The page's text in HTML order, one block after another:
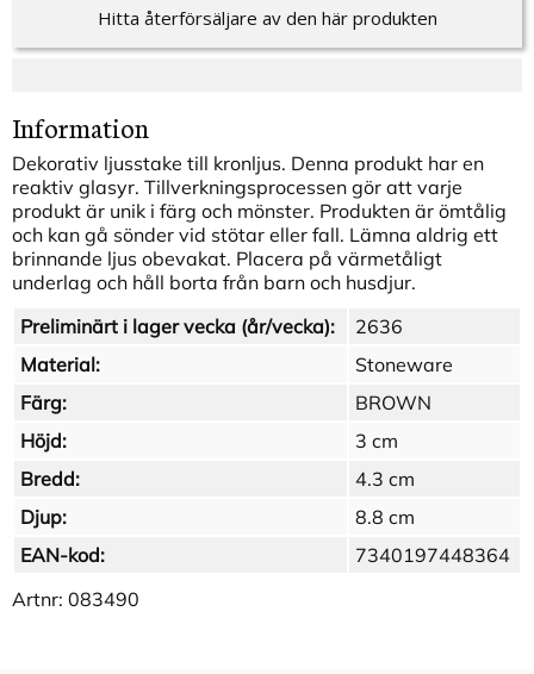
Hitta återförsäljare av den här produkten
Information
Dekorativ ljusstake till kronljus. Denna produkt har en
reaktiv glasyr. Tillverkningsprocessen gör att varje
produkt är unik i färg och mönster. Produkten är ömtålig
och kan gå sönder vid stötar eller fall. Lämna aldrig ett
brinnande ljus obevakat. Placera på värmetåligt
underlag och håll borta från barn och husdjur.
Preliminärt i lager vecka (år/vecka):
2636
Material:
Stoneware
Färg:
BROWN
Höjd:
3 cm
Bredd:
4.3 cm
Djup:
8.8 cm
EAN-kod:
7340197448364
Artnr: 083490